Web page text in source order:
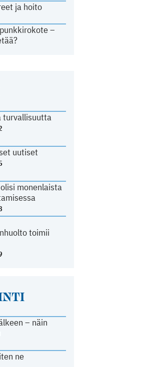
ja hoito
–
turvallisuutta
uutiset
monenlaista
toimii
– näin
ne